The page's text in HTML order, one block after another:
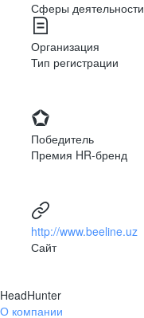
Сферы деятельности
Организация
Тип регистрации
Победитель
Премия HR-бренд
http://www.beeline.uz
Сайт
HeadHunter
О компании